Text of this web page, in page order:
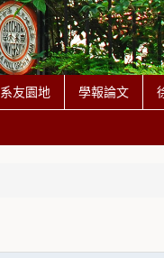
系友園地 學報論文